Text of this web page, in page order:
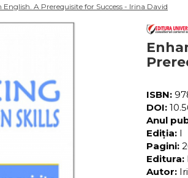
A Prerequisite for Success - Irina David
ISBN:
DOI:
Anul
Ediția: I
Pagini:
Editura:
Autor: